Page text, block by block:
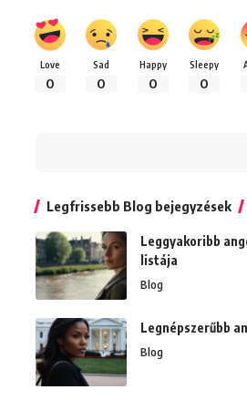
Love
0
Sad
0
Happy
0
Sleepy
0
Legfrissebb Blog bejegyzések
Leggyakoribb
listája
Blog
Legnépszerűbb
Blog